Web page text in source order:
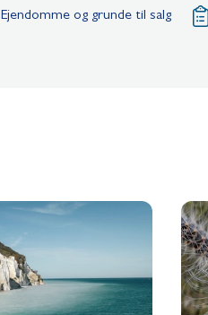
Ejendomme og grunde til salg